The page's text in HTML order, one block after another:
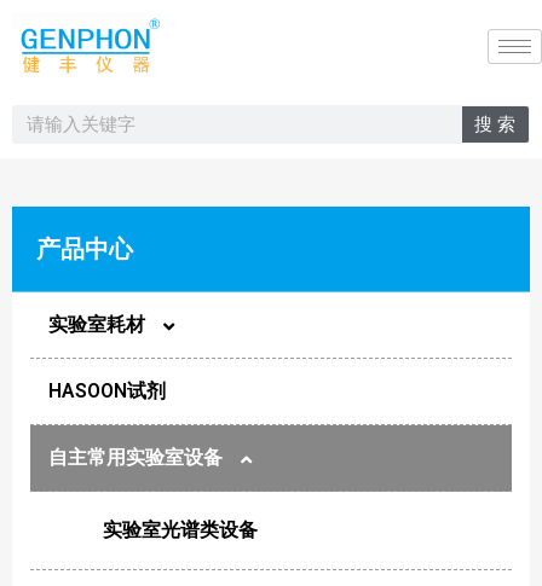
搜 索
产品中心
实验室耗材
圆片膜
HASOON试剂
自主常用实验室设备
实验室光谱类设备